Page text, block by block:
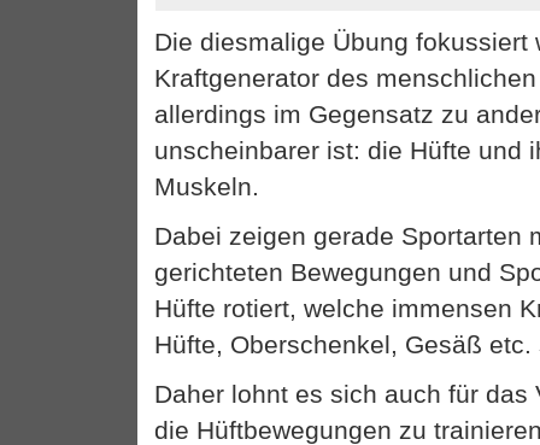
Die diesmalige Übung fokussiert
Kraftgenerator des
allerdings im Gegensatz zu
unscheinbarer ist: die Hüfte und
Muskeln.
Dabei zeigen gerade Sportarten
gerichteten Bewegungen und
Hüfte rotiert, welche immensen
Hüfte, Oberschenkel, Gesäß
Daher lohnt es sich auch für das
die Hüftbewegungen zu